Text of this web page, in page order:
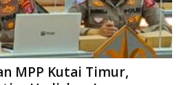
MPP Kutai Timur,